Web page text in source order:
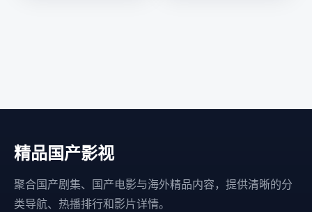
精品国产影视
聚合国产剧集、国产电影与海外精品内容，提供清晰的分
类导航、热播排行和影片详情。